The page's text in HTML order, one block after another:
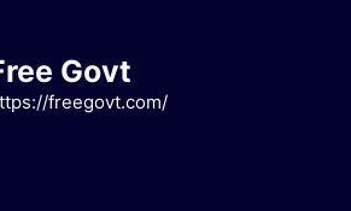
Govt
freegovt.com/